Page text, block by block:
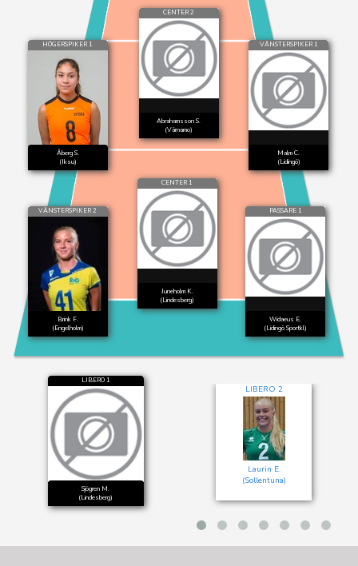
HÖGERSPIKER 1
Åberg S.
(Iksu)
CENTER 2
Abrahamsson S.
(Värnamo)
VÄNSTERSPIKER 1
Malm C.
(Lidingö)
VÄNSTERSPIKER 2
Brink F.
(Engelholm)
CENTER 1
Juneholm K.
(Lindesberg)
PASSARE 1
Widaeus E.
(Lidingö Sportkl)
LIBERO 1
Sjögren M.
(Lindesberg)
LIBERO 2
Laurin E.
(Sollentuna)